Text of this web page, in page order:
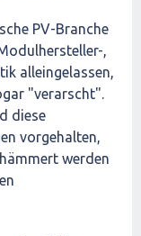
PV-Branche
,
alleingelassen,
"verarscht".
diese
vorgehalten,
werden